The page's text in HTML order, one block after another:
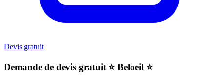
Devis gratuit
Demande de devis gratuit ⭐️ Beloeil ⭐️